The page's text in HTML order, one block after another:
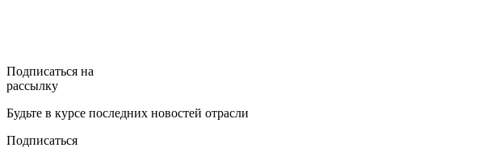
Подписаться на
рассылку
Будьте в курсе последних новостей отрасли
Подписаться